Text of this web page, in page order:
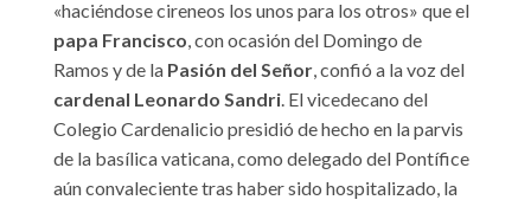
«haciéndose cireneos los unos para los otros» que el
papa Francisco, con ocasión del Domingo de
Ramos y de la Pasión del Señor, confió a la voz del
cardenal Leonardo Sandri. El vicedecano del
Colegio Cardenalicio presidió de hecho en la parvis
de la basílica vaticana, como delegado del Pontífice
aún convaleciente tras haber sido hospitalizado, la